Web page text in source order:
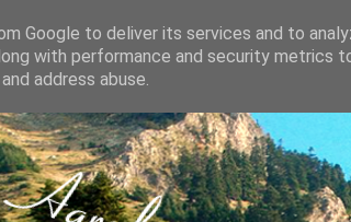
Google to deliver its services and to
with performance and security metrics
address abuse.